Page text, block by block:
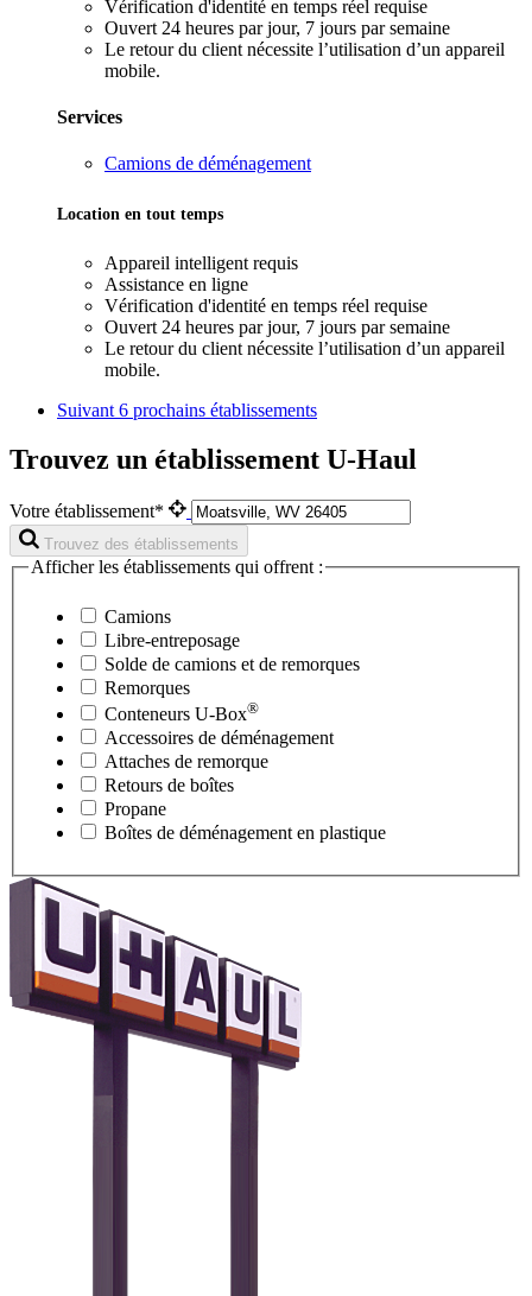
Vérification d'identité en temps réel requise
Ouvert 24 heures par jour, 7 jours par semaine
Le retour du client nécessite l’utilisation d’un appareil
mobile.
Services
Camions de déménagement
Location en tout temps
Appareil intelligent requis
Assistance en ligne
Vérification d'identité en temps réel requise
Ouvert 24 heures par jour, 7 jours par semaine
Le retour du client nécessite l’utilisation d’un appareil
mobile.
Suivant 6 prochains établissements
Trouvez un établissement U-Haul
Votre établissement*
Trouvez des établissements
Afficher les établissements qui offrent :
Camions
Libre-entreposage
Solde de camions et de remorques
Remorques
Conteneurs U-Box®
Accessoires de déménagement
Attaches de remorque
Retours de boîtes
Propane
Boîtes de déménagement en plastique